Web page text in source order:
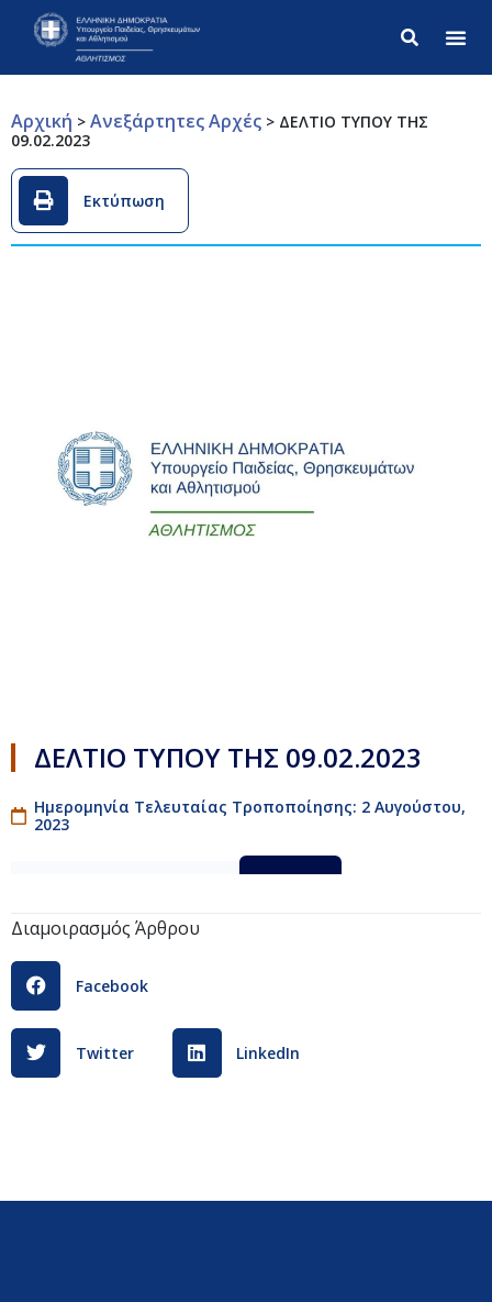
Αρχική > Ανεξάρτητες Αρχές > ΔΕΛΤΙΟ ΤΥΠΟΥ ΤΗΣ
09.02.2023
Εκτύπωση
ΔΕΛΤΙΟ ΤΥΠΟΥ ΤΗΣ 09.02.2023
Ημερομηνία Τελευταίας Τροποποίησης: 2 Αυγούστου,
2023
Διαμοιρασμός Άρθρου
Facebook
Twitter LinkedIn